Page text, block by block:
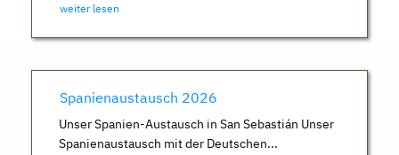
weiter lesen
Spanienaustausch 2026
Unser Spanien-Austausch in San Sebastián Unser
Spanienaustausch mit der Deutschen...